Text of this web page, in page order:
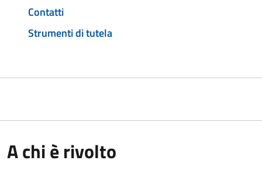
Contatti
Strumenti di tutela
A chi è rivolto